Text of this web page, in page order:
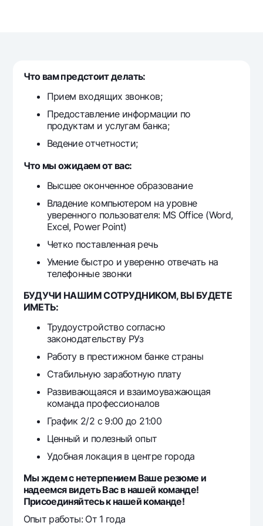
Серебряный депозит
Mastercard
Garmin pay
Акции
Мобильное приложение Milliy
Часто задаваемые вопросы
Ищите по сайту
Найти
Полезные ссылки
Часто задаваемые вопросы
Пресс-центр
Офисы и банкоматы
Согласие на обработку персональных данных
+998 78 148-00-101344
Что вам предстоит делать:
Прием входящих звонков;
Предоставление информации по
продуктам и услугам банка;
Ведение отчетности;
Что мы ожидаем от вас:
Высшее оконченное образование
Владение компьютером на уровне
уверенного пользователя: MS Office (Word,
Excel, Power Point)
Четко поставленная речь
Умение быстро и уверенно отвечать на
телефонные звонки
БУДУЧИ НАШИМ СОТРУДНИКОМ, ВЫ БУДЕТЕ
ИМЕТЬ:
Трудоустройство согласно
законодательству РУз
Работу в престижном банке страны
Стабильную заработную плату
Развивающаяся и взаимоуважающая
команда профессионалов
График 2/2 с 9:00 до 21:00
Ценный и полезный опыт
Удобная локация в центре города
Мы ждем с нетерпением Ваше резюме и
надеемся видеть Вас в нашей команде!
Присоединяйтесь к нашей команде!
Опыт работы: От 1 года